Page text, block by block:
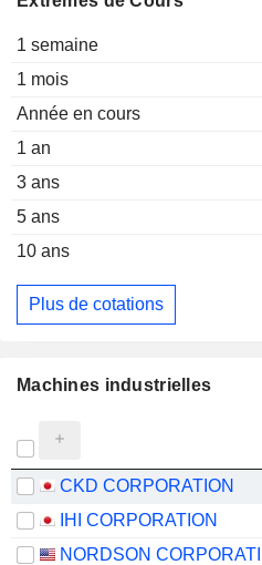
1 semaine
1 mois
Année en cours
1 an
3 ans
5 ans
10 ans
Plus de cotations
Machines industrielles
CKD CORPORATION
IHI CORPORATION